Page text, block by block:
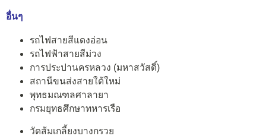
อื่นๆ
รถไฟสายสีแดงอ่อน
รถไฟฟ้าสายสีม่วง
การประปานครหลวง (มหาสวัสดิ์)
สถานีขนส่งสายใต้ใหม่
พุทธมณฑลศาลายา
กรมยุทธศึกษาทหารเรือ
วัดส้มเกลี้ยงบางกรวย